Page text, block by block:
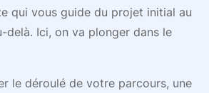
qui vous guide du projet initial au
delà. Ici, on va plonger dans le
le déroulé de votre parcours, une